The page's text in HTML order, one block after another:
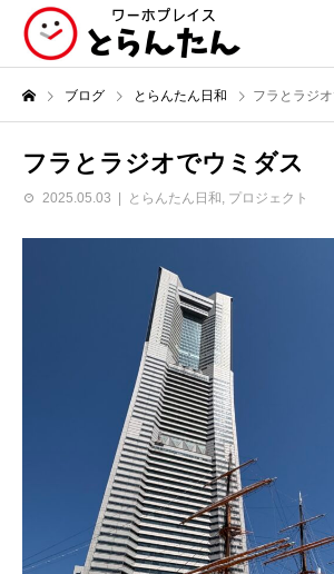
ブログ とらんたん日和 フラとラジ
フラとラジオでウミダス
2025.05.03 とらんたん日和 プロジェクト